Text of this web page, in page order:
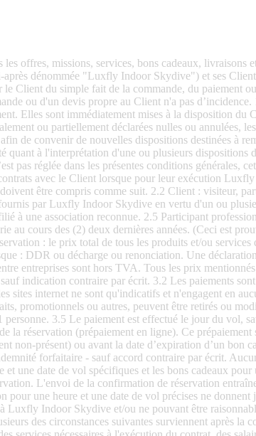
en aucun cas Luxfly Indoor Skydive. Les prix ne sont applicables que dans la mesure où aucun changement de prix n'est intervenu. 3.4 Tous les tarifs et forfaits, promotionnels ou autres, peuvent être retirés ou modifiés par Luxfly Indoor Skydive à tout moment. Les forfaits disponibles sur www.luxfly.eu et www.indoorskydive.lu sont, sauf indication contraire, pour 1 personne. 3.5 Le paiement est effectué le jour du vol, sauf en cas en conditions ou tarifs particuliers ou promotionnels et/ou en cas de paiement en ligne, où le paiement s’effectue au moment de la confirmation de la réservation (prépaiement en ligne). Ce prépaiement s’appelle un acompte. En cas de « no-show » d’une réservation confirmée par le débit d’une carte bancaire (réservation non annulée ou non reportée, Client non-présent) ou avant la date d’expiration d’un bon cadeau, Luxfly Indoor Skydive débitera le montant du vol de la carte bancaire payé à l'avance à titre de garantie de réservation, à titre d'acompte - indemnité forfaitaire - sauf accord contraire par écrit. Aucun participant ne pourra participer à l'activité si le paiement des services n'a pas été effectué en totalité. 3.6 Les confirmations de réservation pour une heure et une date de vol spécifiques et les bons cadeaux pour un créneau horaire spécifique seront envoyés par email sous forme de billets électroniques à l'adresse électronique fournie par la personne effectuant la réservation. L'envoi de la confirmation de réservation entraîne l'engagement contractuel du Client, qui est alors réputé avoir accepté les Conditions Générales de Vente en vigueur. 3.7 Les confirmations de réservation pour une heure et une date de vol précises ne donnent jamais droit à un remboursement et ne peuvent être révoquées. 3.8 Tout retard dans l'exécution du contrat, causé par des circonstances non imputables à Luxfly Indoor Skydive et/ou ne pouvant être raisonnablement prévisibles par Luxfly Indoor Skydive, sera à la charge du Client. 3.9 Luxfly Indoor Skydive a le droit d'augmenter le prix convenu si une ou plusieurs des circonstances suivantes surviennent après la conclusion du Contrat, même si cette augmentation de prix était prévisible au moment de l’établissement du devis : l'augmentation des coûts des matériaux, des services nécessaires à l'exécution du contrat, des salaires, des cotisations patronales, des assurances sociales, des coûts liés à d'autres conditions d'emploi, l'introduction de taxes gouvernementales nouvelles et/ou existantes, de droits d'importation et d'exportation ou